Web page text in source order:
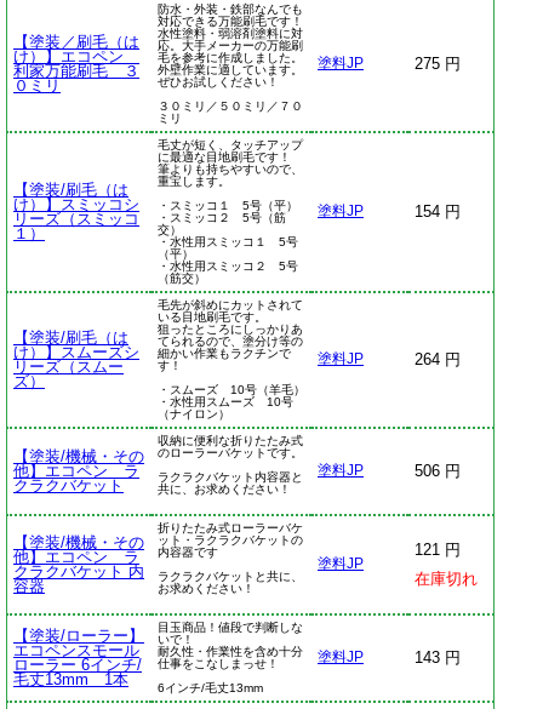
【塗装／刷毛（は
け）】エコペン
利家万能刷毛 ３
０ミリ
防水・外装・鉄部なんでも
対応できる万能刷毛です！
水性塗料・弱溶剤塗料に対
応。大手メーカーの万能刷
毛を参考に作成しました。
外壁作業に適しています。
ぜひお試しください！
３０ミリ／５０ミリ／７０
ミリ
塗料JP 275 円
【塗装/刷毛（は
け）】スミッコシ
リーズ（スミッコ
１）
毛丈が短く、タッチアップ
に最適な目地刷毛です！
筆よりも持ちやすいので、
重宝します。
・スミッコ１ 5号（平）
・スミッコ２ 5号（筋
交）
・水性用スミッコ１ 5号
（平）
・水性用スミッコ２ 5号
（筋交）
塗料JP 154 円
【塗装/刷毛（は
け）】スムーズシ
リーズ（スムー
ズ）
毛先が斜めにカットされて
いる目地刷毛です。
狙ったところにしっかりあ
てられるので、塗分け等の
細かい作業もラクチンで
す！
・スムーズ 10号（羊毛）
・水性用スムーズ 10号
（ナイロン）
塗料JP 264 円
【塗装/機械・その
他】エコペン ラ
クラクバケット
収納に便利な折りたたみ式
のローラーバケットです。
ラクラクバケット内容器と
共に、お求めください！
塗料JP 506 円
【塗装/機械・その
他】エコペン ラ
クラクバケット 内
容器
折りたたみ式ローラーバケ
ット・ラクラクバケットの
内容器です
ラクラクバケットと共に、
お求めください！
塗料JP
121 円
在庫切れ
【塗装/ローラー】
エコペンスモール
ローラー 6インチ/
毛丈13mm 1本
目玉商品！値段で判断しな
いで！
耐久性・作業性を含め十分
仕事をこなしまっせ！
6インチ/毛丈13mm
塗料JP 143 円